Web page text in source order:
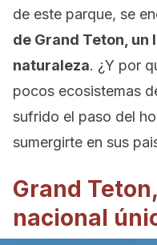
de este parque, se
de Grand Teton, un
naturaleza. ¿Y por
pocos ecosistemas
sufrido el paso del
sumergirte en sus
Grand
nacional